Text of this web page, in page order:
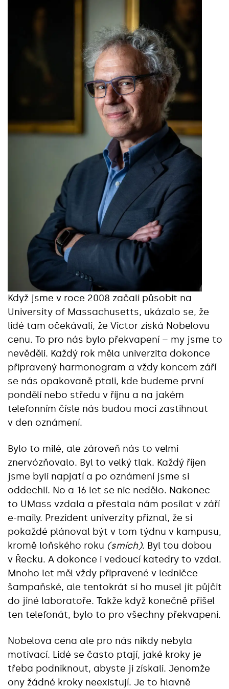
Když jsme v roce 2008 začali působit na
University of Massachusetts, ukázalo se, že
lidé tam očekávali, že Victor získá Nobelovu
cenu. To pro nás bylo překvapení – my jsme to
nevěděli. Každý rok měla univerzita dokonce
připravený harmonogram a vždy koncem září
se nás opakovaně ptali, kde budeme první
pondělí nebo středu v říjnu a na jakém
telefonním čísle nás budou moci zastihnout
v den oznámení.
Bylo to milé, ale zároveň nás to velmi
znervózňovalo. Byl to velký tlak. Každý říjen
jsme byli napjatí a po oznámení jsme si
oddechli. No a 16 let se nic nedělo. Nakonec
to UMass vzdala a přestala nám posílat v září
e-maily. Prezident univerzity přiznal, že si
pokaždé plánoval být v tom týdnu v kampusu,
kromě loňského roku (smích). Byl tou dobou
v Řecku. A dokonce i vedoucí katedry to vzdal.
Mnoho let měl vždy připravené v ledničce
šampaňské, ale tentokrát si ho musel jít půjčit
do jiné laboratoře. Takže když konečně přišel
ten telefonát, bylo to pro všechny překvapení.
Nobelova cena ale pro nás nikdy nebyla
motivací. Lidé se často ptají, jaké kroky je
třeba podniknout, abyste ji získali. Jenomže
ony žádné kroky neexistují. Je to hlavně